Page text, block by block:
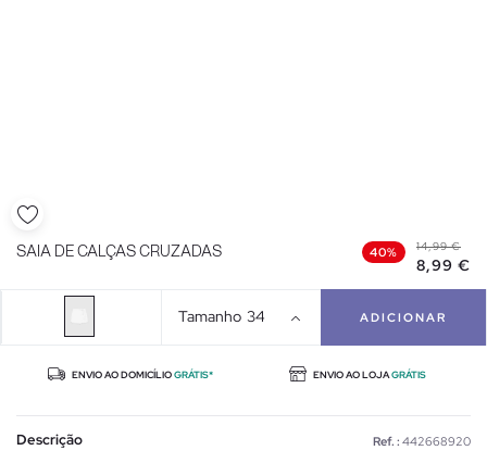
SAIA DE CALÇAS CRUZADAS 40% 14,99 €
8,99 €
Tamanho 34 ADICIONAR
ENVIO AO DOMICÍLIOGRÁTIS* ENVIO AO LOJAGRÁTIS
Descrição Ref. : 442668920